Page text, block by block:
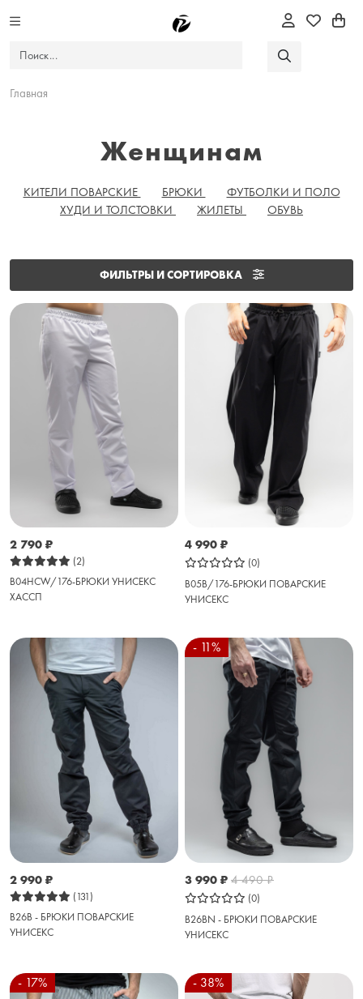
Главная
Женщинам
КИТЕЛИ ПОВАРСКИЕ БРЮКИ
ФУТБОЛКИ И ПОЛО
ХУДИ И ТОЛСТОВКИ
ЖИЛЕТЫ ОБУВЬ
ФИЛЬТРЫ И СОРТИРОВКА
2 790 ₽
(2)
B04HCW/176-БРЮКИ УНИСЕКС
ХАССП
4 990 ₽
(0)
B05B/176-БРЮКИ ПОВАРСКИЕ
УНИСЕКС
2 990 ₽
(131)
B26B - БРЮКИ ПОВАРСКИЕ
УНИСЕКС
- 11%
3 990 ₽ 4 490₽
(0)
B26BN - БРЮКИ ПОВАРСКИЕ
УНИСЕКС
- 17% - 38%